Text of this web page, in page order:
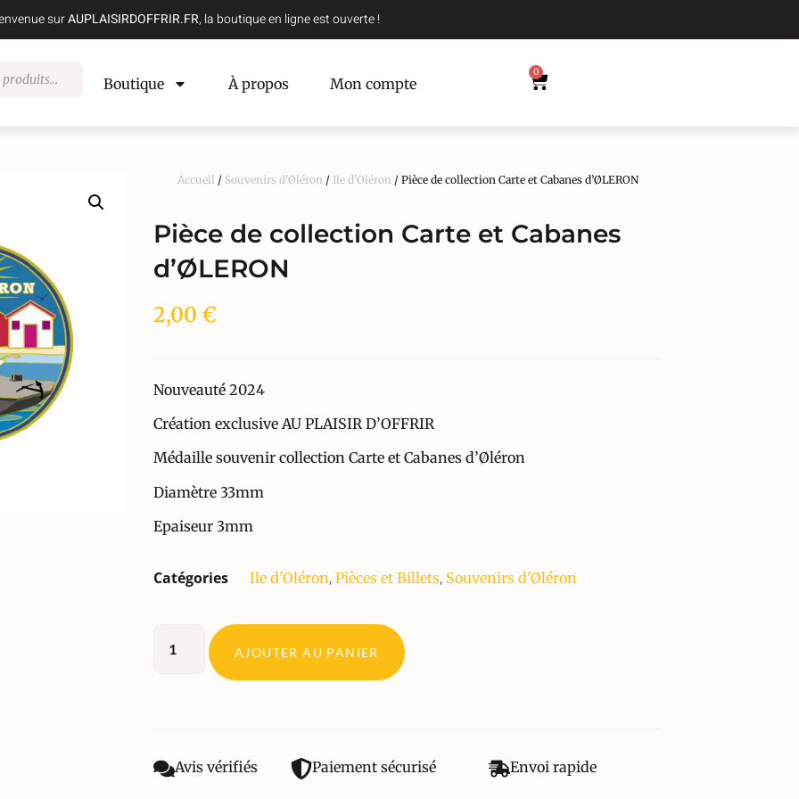
surAUPLAISIRDOFFRIR.FR, la boutique en ligne est ouverte !
Boutique À propos Mon compte
0
Accueil / Souvenirs d'Øléron/ Ile d'Oléron/ Pièce de collection Carte et Cabanes d’ØLERON
Pièce de collection Carte et Cabanes
d’ØLERON
2,00 €
Nouveauté 2024
Création exclusive AU PLAISIR D’OFFRIR
Médaille souvenir collection Carte et Cabanes d’Øléron
Diamètre 33mm
Epaiseur 3mm
Catégories Ile d'Oléron, Pièces et Billets, Souvenirs d'Øléron
AJOUTER AU PANIER
Avis vérifiés Paiement sécurisé Envoi rapide